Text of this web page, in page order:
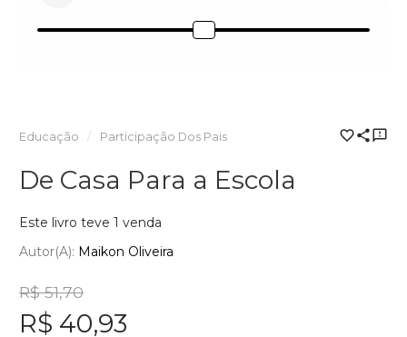
Educação Participação Dos Pais
De Casa Para a Escola
Este livro teve 1 venda
Autor(a): Maikon Oliveira
R$ 51,70
R$ 40,93